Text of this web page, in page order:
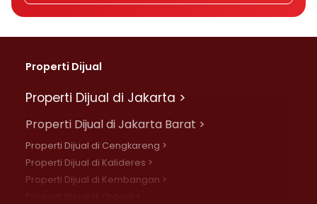
Properti Dijual
Properti Dijual di Jakarta >
Properti Dijual di Jakarta Barat >
Properti Dijual di Cengkareng >
Properti Dijual di Kalideres >
Properti Dijual di Kembangan >